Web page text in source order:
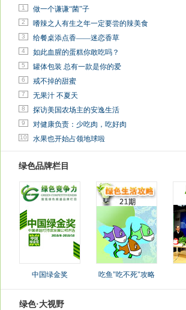
1 做一个谦谦“菌”子
2 嗜辣之人有生之年一定要尝的辣美食
3 给餐桌添点香——迷恋香草
4 如此血腥的蛋糕你敢吃吗？
5 罐体包装 总有一款是你的爱
6 戒不掉的甜蜜
7 无果汁 不夏天
8 探访美国农场主的安逸生活
9 对健康负责：少吃肉，吃好肉
10 水果也开始占领地球啦
绿色品牌栏目
中国绿金奖 吃鱼"吃不死"攻略
绿色·大视野